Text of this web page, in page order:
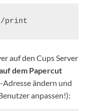
print
auf den Cups Server
dem Papercut
Adresse ändern und
anpassen!):